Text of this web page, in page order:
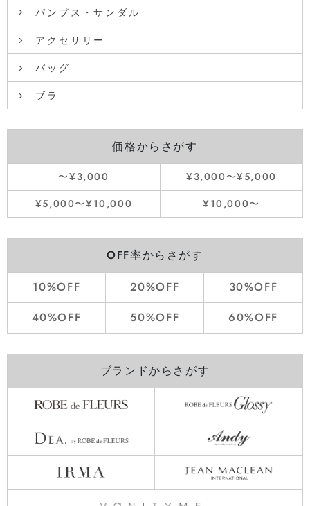
パンプス・サンダル
アクセサリー
バッグ
ブラ
価格からさがす
〜¥3,000
¥3,000〜¥5,000
¥5,000〜¥10,000
¥10,000〜
OFF率からさがす
10%OFF 20%OFF
30%OFF
40%OFF
50%OFF 60%OFF
ブランドからさがす